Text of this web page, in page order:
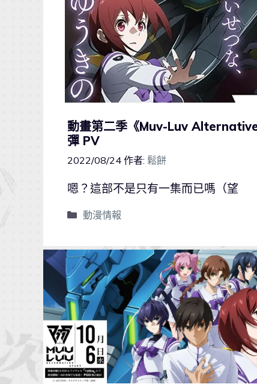
動畫第二季《Muv-Luv
彈 PV
2022/08/24 作者: 鬆餅
嗯？這部不是只有一集而已嗎（望
動漫情報